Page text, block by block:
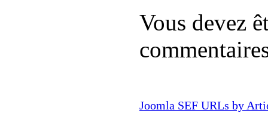
Vous devez
Joomla SEF URLs by